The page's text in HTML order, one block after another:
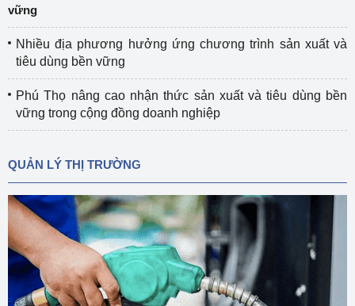
vững
Nhiều địa phương hưởng ứng chương trình sản xuất và
tiêu dùng bền vững
Phú Thọ nâng cao nhận thức sản xuất và tiêu dùng bền
vững trong cộng đồng doanh nghiệp
QUẢN LÝ THỊ TRƯỜNG